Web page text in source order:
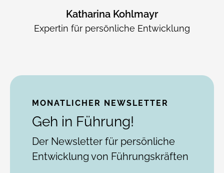
Katharina Kohlmayr
Expertin für persönliche Entwicklung
MONATLICHER NEWSLETTER
Geh in Führung!
Der Newsletter für persönliche
Entwicklung von Führungskräften